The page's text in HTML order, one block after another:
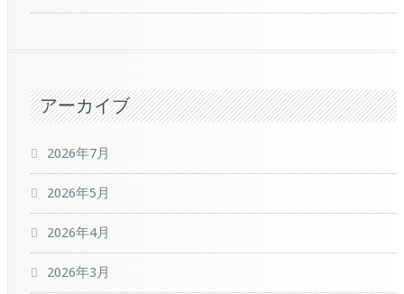
アーカイブ
2026年7月
2026年5月
2026年4月
2026年3月